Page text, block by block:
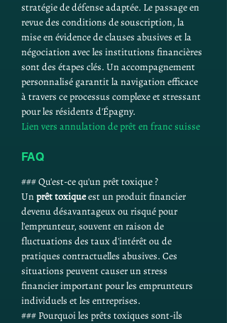
stratégie de défense adaptée. Le passage en
revue des conditions de souscription, la
mise en évidence de clauses abusives et la
négociation avec les institutions financières
sont des étapes clés. Un accompagnement
personnalisé garantit la navigation efficace
à travers ce processus complexe et stressant
pour les résidents d'Épagny.
Lien vers annulation de prêt en franc suisse
FAQ
### Qu'est-ce qu'un prêt toxique ?
Un prêt toxique est un produit financier
devenu désavantageux ou risqué pour
l'emprunteur, souvent en raison de
fluctuations des taux d'intérêt ou de
pratiques contractuelles abusives. Ces
situations peuvent causer un stress
financier important pour les emprunteurs
individuels et les entreprises.
### Pourquoi les prêts toxiques sont-ils